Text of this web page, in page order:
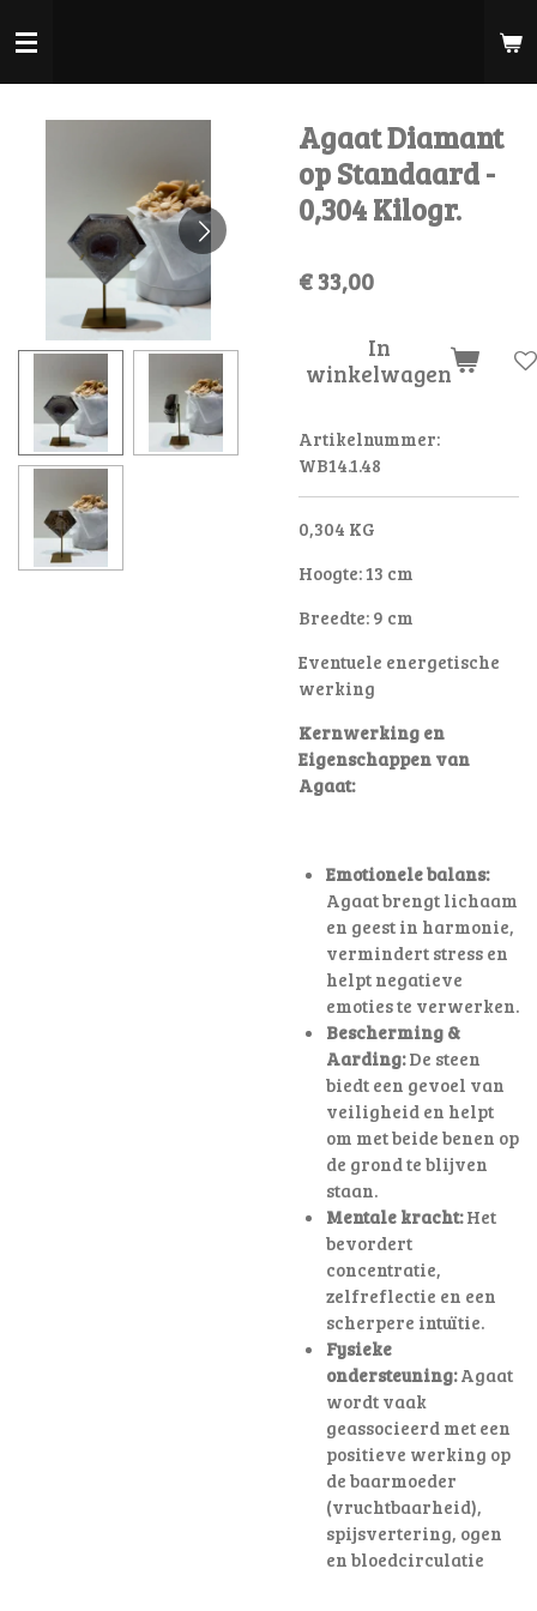
direct
Agaat Diamant
op Standaard -
0,304 Kilogr.
€ 33,00
In
winkelwagen
Artikelnummer:
WB14.1.48
0,304 KG
Hoogte: 13 cm
Breedte: 9 cm
Eventuele energetische
werking
Kernwerking en
Eigenschappen van
Agaat:
Emotionele balans:
Agaat brengt lichaam
en geest in harmonie,
vermindert stress en
helpt negatieve
emoties te verwerken.
Bescherming &
Aarding:De steen
biedt een gevoel van
veiligheid en helpt
om met beide benen op
de grond te blijven
staan.
Mentale kracht:Het
bevordert
concentratie,
zelfreflectie en een
scherpere intuïtie.
Fysieke
ondersteuning:Agaat
wordt vaak
geassocieerd met een
positieve werking op
de baarmoeder
(vruchtbaarheid),
spijsvertering, ogen
en bloedcirculatie